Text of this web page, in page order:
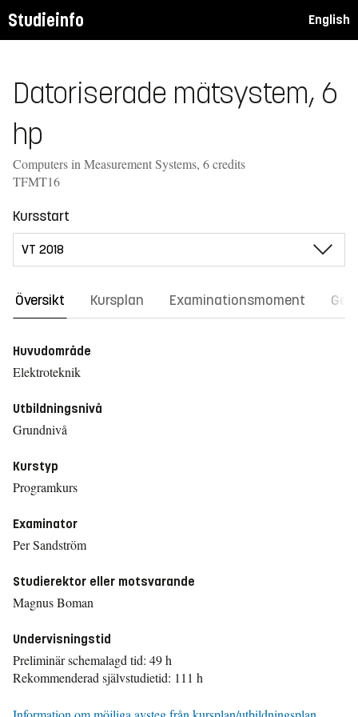
Studieinfo English
Datoriserade mätsystem, 6
hp
Computers in Measurement Systems, 6 credits
TFMT16
Kursstart
Översikt Kursplan Examinationsmoment
Huvudområde
Elektroteknik
Utbildningsnivå
Grundnivå
Kurstyp
Programkurs
Examinator
Per Sandström
Studierektor eller motsvarande
Magnus Boman
Undervisningstid
Preliminär schemalagd tid: 49 h
Rekommenderad självstudietid: 111 h